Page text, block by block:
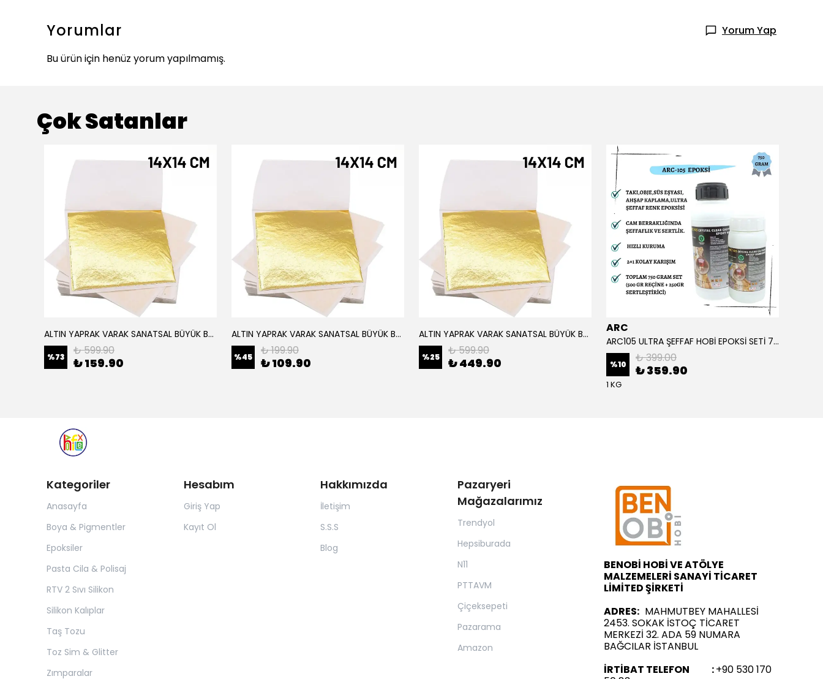
Yorumlar
Yorum Yap
Bu ürün için henüz yorum yapılmamış.
Çok Satanlar
ALTIN YAPRAK VARAK SANATSAL BÜYÜK BOY FOLYO EPOKSİ REÇİNE NAİL ART 16 ADET 14X14 CM ALTIN RENK
%73 ₺ 599.90
₺ 159.90
ALTIN YAPRAK VARAK SANATSAL BÜYÜK BOY FOLYO EPOKSİ REÇİNE NAİL ART 8 ADET ALTIN RENK 14X14 CM
%45 ₺ 199.90
₺ 109.90
ALTIN YAPRAK VARAK SANATSAL BÜYÜK BOY FOLYO EPOKSİ REÇİNE NAİL ART 90 ADET 14X14 CM ALTIN RENK
%25 ₺ 599.90
₺ 449.90
ARC
ARC105 ULTRA ŞEFFAF HOBİ EPOKSİ SETİ 750 GRAM
%10 ₺ 399.00
₺ 359.90
1 KG
Kategoriler
Anasayfa
Boya & Pigmentler
Epoksiler
Pasta Cila & Polisaj
RTV 2 Sıvı Silikon
Silikon Kalıplar
Taş Tozu
Toz Sim & Glitter
Zımparalar
Hesabım
Giriş Yap
Kayıt Ol
Hakkımızda
İletişim
S.S.S
Blog
Pazaryeri
Mağazalarımız
Trendyol
Hepsiburada
N11
PTTAVM
Çiçeksepeti
Pazarama
Amazon
BENOBİ HOBİ VE ATÖLYE
MALZEMELERİ SANAYİ TİCARET
LİMİTED ŞİRKETİ
ADRES: MAHMUTBEY MAHALLESİ
2453. SOKAK İSTOÇ TİCARET
MERKEZİ 32. ADA 59 NUMARA
BAĞCILAR İSTANBUL
İRTİBAT TELEFON :+90 530 170